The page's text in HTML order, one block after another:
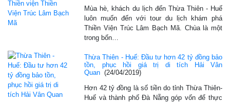
Mùa hè, khách du lịch đến Thừa Thiên - Huế
luôn muốn đến với tour du lịch khám phá
Thiền Viện Trúc Lâm Bạch Mã. Chùa là một
trong bốn…
Thừa Thiên - Huế: Đầu tư hơn 42 tỷ đồng bảo
tồn, phục hồi giá trị di tích Hải Vân
Quan (24/04/2019)
Hơn 42 tỷ đồng là số tiền do tỉnh Thừa Thiên-
Huế và thành phố Đà Nẵng góp vốn để thực